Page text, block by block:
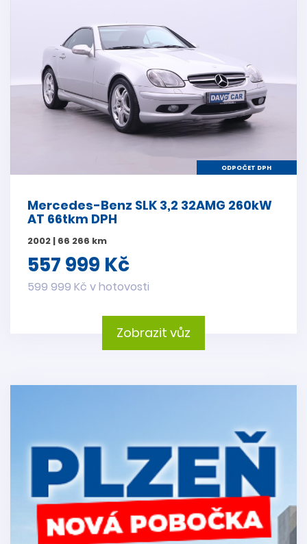
ODPOČET DPH
Mercedes-Benz SLK 3,2 32AMG 260kW
AT 66tkm DPH
2002 | 66 266 km
557 999 Kč
599 999 Kč v hotovosti
Zobrazit vůz